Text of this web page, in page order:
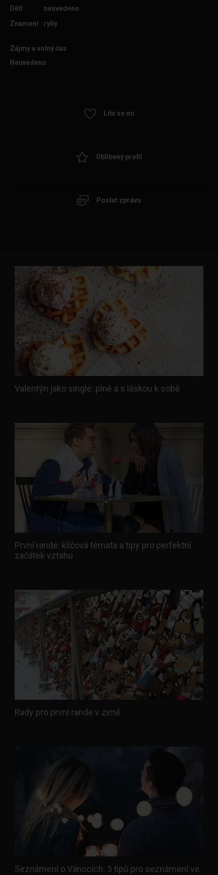
Děti
neuvedeno
Znamení
ryby
Zájmy a volný čas
Neuvedeno
Líbí se mi
Oblíbený profil
Poslat zprávu
Valentýn jako single: plně a s láskou k sobě
První rande: klíčová témata a tipy pro perfektní
začátek vztahu
Rady pro první rande v zimě
Seznámení o Vánocích: 5 tipů pro seznámení ve